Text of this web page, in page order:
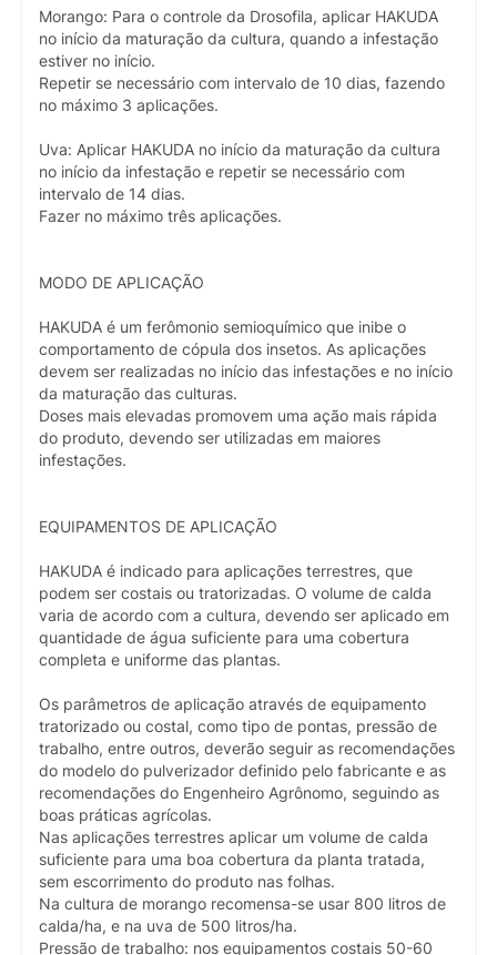
Morango: Para o controle da Drosofila, aplicar HAKUDA
no início da maturação da cultura, quando a infestação
estiver no início.
Repetir se necessário com intervalo de 10 dias, fazendo
no máximo 3 aplicações.
Uva: Aplicar HAKUDA no início da maturação da cultura
no início da infestação e repetir se necessário com
intervalo de 14 dias.
Fazer no máximo três aplicações.
MODO DE APLICAÇÃO
HAKUDA é um ferômonio semioquímico que inibe o
comportamento de cópula dos insetos. As aplicações
devem ser realizadas no início das infestações e no início
da maturação das culturas.
Doses mais elevadas promovem uma ação mais rápida
do produto, devendo ser utilizadas em maiores
infestações.
EQUIPAMENTOS DE APLICAÇÃO
HAKUDA é indicado para aplicações terrestres, que
podem ser costais ou tratorizadas. O volume de calda
varia de acordo com a cultura, devendo ser aplicado em
quantidade de água suficiente para uma cobertura
completa e uniforme das plantas.
Os parâmetros de aplicação através de equipamento
tratorizado ou costal, como tipo de pontas, pressão de
trabalho, entre outros, deverão seguir as recomendações
do modelo do pulverizador definido pelo fabricante e as
recomendações do Engenheiro Agrônomo, seguindo as
boas práticas agrícolas.
Nas aplicações terrestres aplicar um volume de calda
suficiente para uma boa cobertura da planta tratada,
sem escorrimento do produto nas folhas.
Na cultura de morango recomensa-se usar 800 litros de
calda/ha, e na uva de 500 litros/ha.
Pressão de trabalho: nos equipamentos costais 50-60